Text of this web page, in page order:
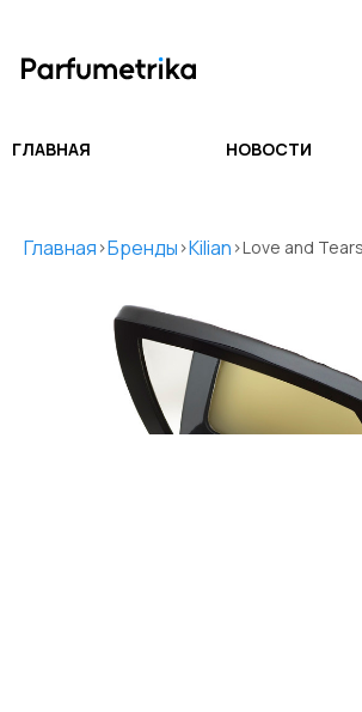
ГЛАВНАЯ НОВОСТИ
Главная >Бренды >Kilian >Love and